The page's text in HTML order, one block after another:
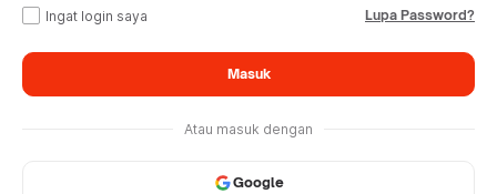
Ingat login saya Lupa Password?
Masuk
Atau masuk dengan
Google